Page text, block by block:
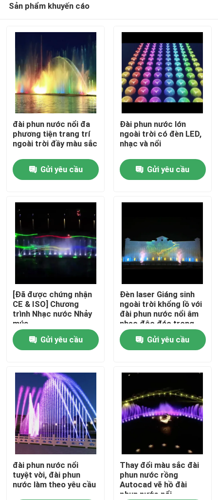
Nhà
Sản phẩm
Tham quan nhà máy
Kiểm soát chất lượng
Liên hệ chúng tôi
Yêu cầu báo giá
đài phun nước nổi
Các đài phun nước hồ
Sản phẩm khuyến cáo
đài phun nước nổi đa
phương tiện trang trí
ngoài trời đầy màu sắc
Gửi yêu cầu
Đài phun nước lớn
ngoài trời có đèn LED,
nhạc và nổi
Gửi yêu cầu
[Đã được chứng nhận
CE & ISO] Chương
trình Nhạc nước Nhảy
múa
Gửi yêu cầu
Đèn laser Giáng sinh
ngoài trời khổng lồ với
đài phun nước nổi âm
nhạc độc đáo trong
hồ
Gửi yêu cầu
đài phun nước nổi
tuyệt vời, đài phun
nước làm theo yêu cầu
Thay đổi màu sắc đài
phun nước rồng
Autocad vẽ hồ đài
phun nước nổi